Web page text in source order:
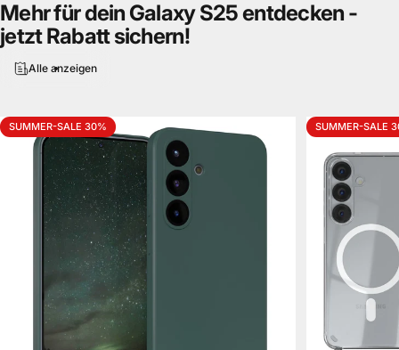
Mehrfürdein GalaxyS25entdecken -
jetztRabattsichern!
Alle anzeigen
SUMMER-SALE 30% SUMMER-SALE